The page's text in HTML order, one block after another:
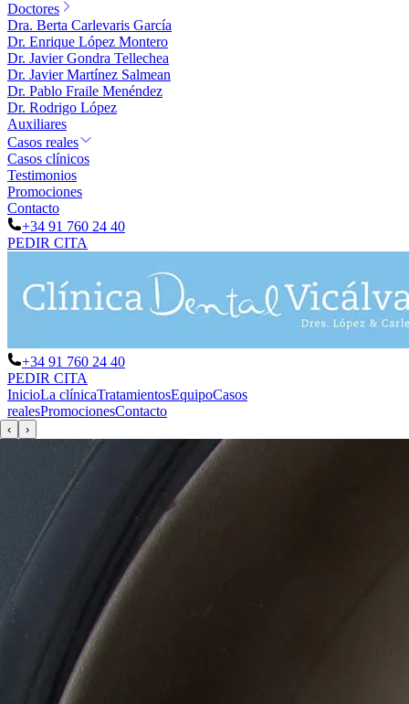
Doctores
Dra. Berta Carlevaris García
Dr. Enrique López Montero
Dr. Javier Gondra Tellechea
Dr. Javier Martínez Salmean
Dr. Pablo Fraile Menéndez
Dr. Rodrigo López
Auxiliares
Casos reales
Casos clínicos
Testimonios
Promociones
Contacto
+34 91 760 24 40
PEDIR CITA
+34 91 760 24 40
PEDIR CITA
InicioLa clínicaTratamientosEquipoCasos
realesPromocionesContacto
‹ ›